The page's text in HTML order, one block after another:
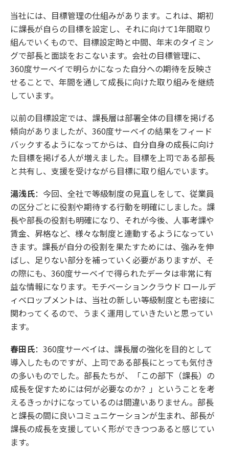
当社には、目標管理の仕組みがあります。これは、期初
に課長が自らの目標を設定し、それに向けて1年間取り
組んでいくもので、目標設定時と中間、年末のタイミン
グで部長と面談をおこないます。会社の目標管理に、
360度サーベイで明らかになった自分への期待を反映さ
せることで、年間を通して成長に向けた取り組みを継続
しています。
以前の目標設定では、課長層は部署全体の目標を掲げる
傾向がありましたが、360度サーベイの結果をフィード
バックするようになってからは、自分自身の成長に向け
た目標を掲げる人が増えました。目標を上司である部長
と共有し、支援を受けながら目標に取り組んでいます。
湯浅氏：今回、全社で等級制度の見直しをして、従業員
の区分ごとに役割や期待する行動を明確にしました。課
長や部長の役割も明確になり、それが今後、人事考課や
賃金、昇格など、様々な制度と連動するようになってい
きます。課長が自分の役割を果たすためには、強みを伸
ばし、足りない部分を補っていく必要がありますが、そ
の際にも、360度サーベイで得られたデータは非常に有
益な情報になります。モチベーションクラウド ロールデ
ィベロップメントは、当社の新しい等級制度とも密接に
関わってくるので、うまく運用していきたいと思ってい
ます。
春田氏：360度サーベイは、課長層の強化を目的として
導入したものですが、上司である部長にとっても気付き
の多いものでした。部長たちが、「この部下（課長）の
成長を促すためには何が必要なのか？」ということを考
えるきっかけになっているのは間違いありません。部長
と課長の間に良いコミュニケーションが生まれ、部長が
課長の成長を支援していく形ができつつあると感じてい
ます。